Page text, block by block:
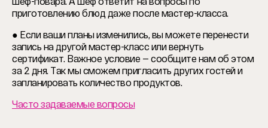
приготовлению блюд даже после мастер-класса.
● Если ваши планы изменились, вы можете перенести
запись на другой мастер-класс или вернуть
сертификат. Важное условие — сообщите нам об этом
за 2 дня. Так мы сможем пригласить других гостей и
запланировать количество продуктов.
Часто задаваемые вопросы